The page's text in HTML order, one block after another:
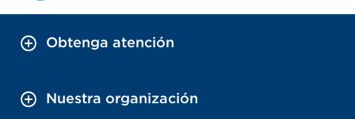
Obtenga atención
Nuestra organización